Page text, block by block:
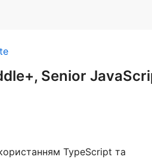
Senior
TypeScript та